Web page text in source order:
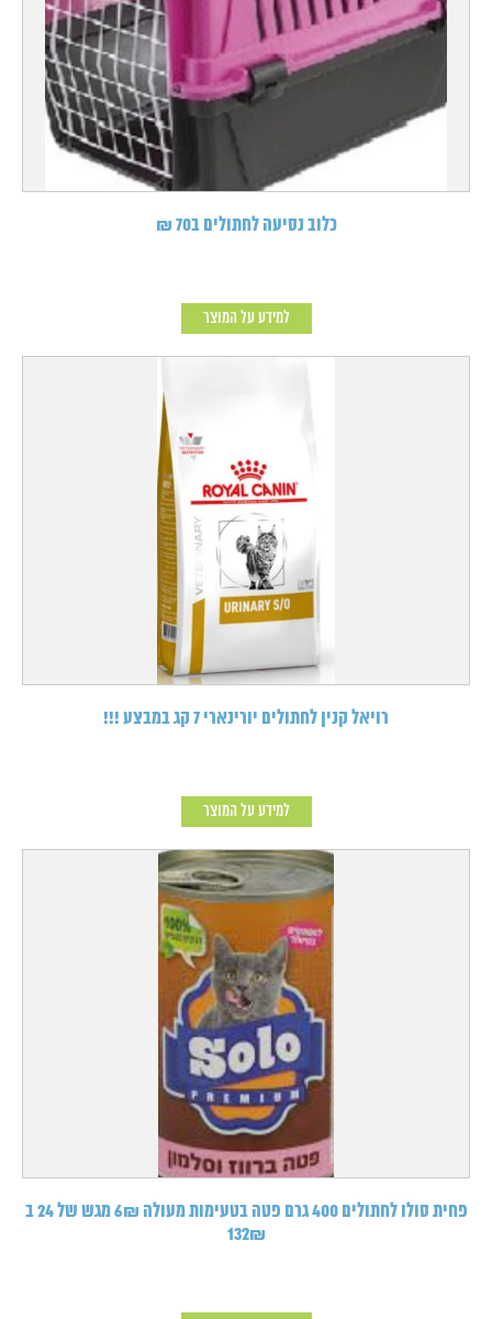
כלוב נסיעה לחתולים ב70 ₪
למידע על המוצר
רויאל קנין לחתולים יורינארי 7 קג במבצע !!!
למידע על המוצר
פחית סולו לחתולים 400 גרם פטה בטעימות מעולה 6₪ מגש של 24 ב
132₪